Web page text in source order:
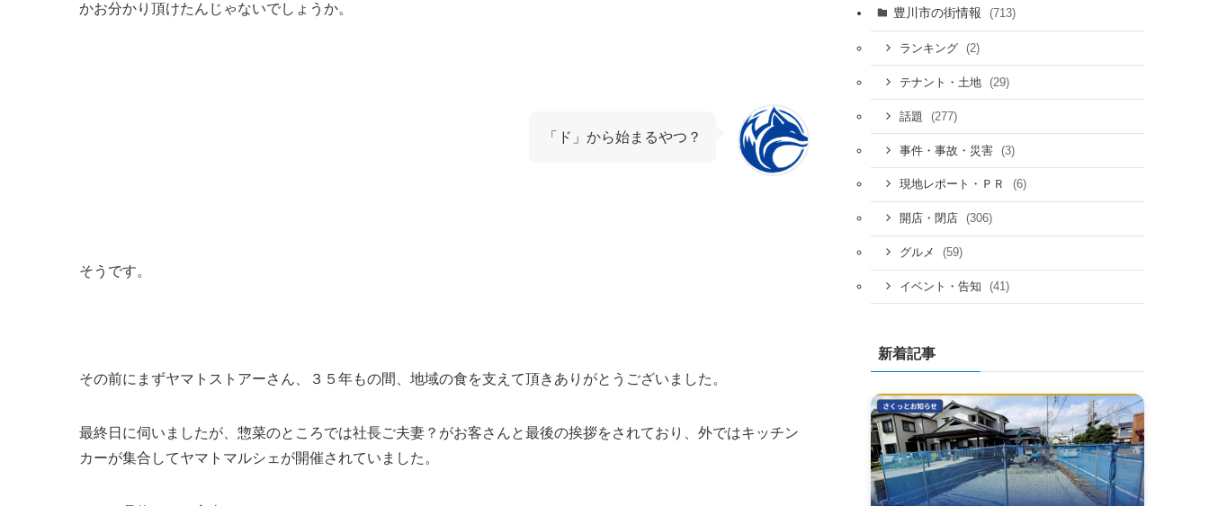
かお分かり頂けたんじゃないでしょうか。
「ド」から始まるやつ？
そうです。
その前にまずヤマトストアーさん、３５年もの間、地域の食を支えて頂きありがとうございました。
最終日に伺いましたが、惣菜のところでは社長ご夫妻？がお客さんと最後の挨拶をされており、外ではキッチン
カーが集合してヤマトマルシェが開催されていました。
豊川市の街情報 (713)
ランキング (2)
テナント・土地 (29)
話題 (277)
事件・事故・災害 (3)
現地レポート・ＰＲ (6)
開店・閉店 (306)
グルメ (59)
イベント・告知 (41)
新着記事